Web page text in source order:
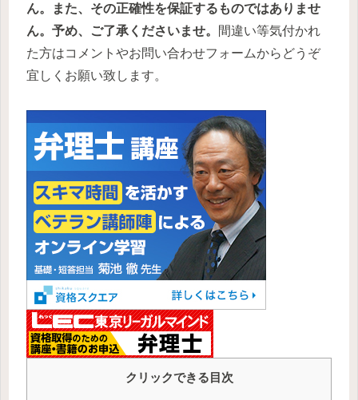
ん。また、その正確性を保証するものではありませ
ん。予め、ご了承くださいませ。
間違い等気付かれ
た方はコメントやお問い合わせフォームからどうぞ
宜しくお願い致します。
クリックできる目次